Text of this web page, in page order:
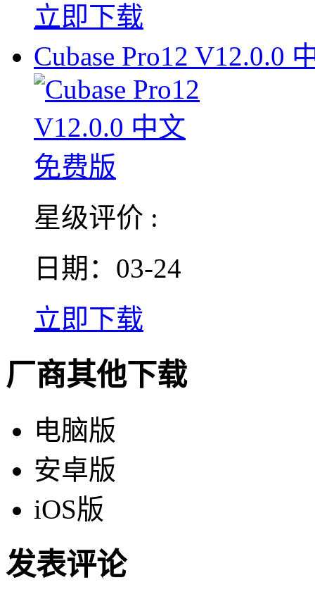
立即下载
Cubase Pro12 V12.0.0
星级评价 :
日期：03-24
立即下载
厂商其他下载
电脑版
安卓版
iOS版
发表评论